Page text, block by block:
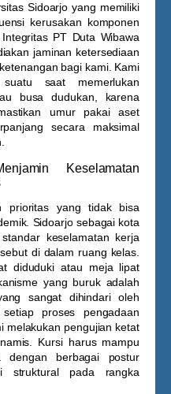
Sidoarjo yang memiliki
kerusakan komponen
PT Duta Wibawa
jaminan ketersediaan
bagi kami. Kami
saat memerlukan
busa dudukan, karena
umur pakai aset
secara maksimal
Keselamatan
prioritas yang tidak bisa
Sidoarjo sebagai kota
keselamatan kerja
di dalam ruang kelas.
diduduki atau meja lipat
yang buruk adalah
sangat dihindari oleh
proses pengadaan
melakukan pengujian ketat
Kursi harus mampu
dengan berbagai postur
struktural pada rangka